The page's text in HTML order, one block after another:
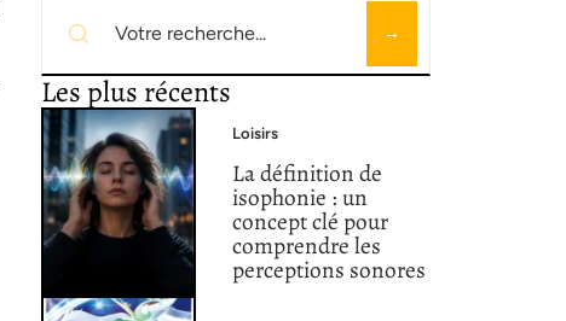
Les plus récents
Loisirs
La définition de
isophonie : un
concept clé pour
comprendre les
perceptions sonores